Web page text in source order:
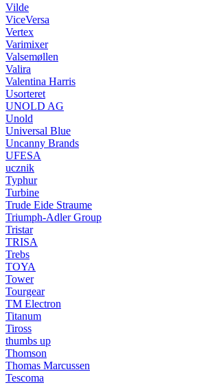
Vilde
ViceVersa
Vertex
Varimixer
Valsemøllen
Valira
Valentina Harris
Usorteret
UNOLD AG
Unold
Universal Blue
Uncanny Brands
UFESA
ucznik
Typhur
Turbine
Trude Eide Straume
Triumph-Adler Group
Tristar
TRISA
Trebs
TOYA
Tower
Tourgear
TM Electron
Titanum
Tiross
thumbs up
Thomson
Thomas Marcussen
Tescoma